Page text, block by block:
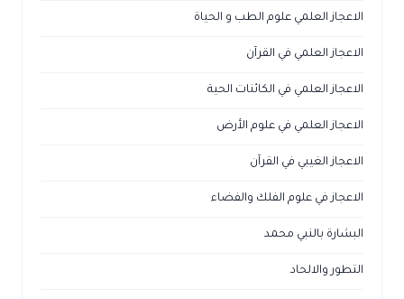
الاعجاز العلمي علوم الطب و الحياة
الاعجاز العلمي في القرآن
الاعجاز العلمي في الكائنات الحية
الاعجاز العلمي في علوم الأرض
الاعجاز الغيبي في القرآن
الاعجاز في علوم الفلك والفضاء
البشارة بالنبي محمد
التطور والالحاد